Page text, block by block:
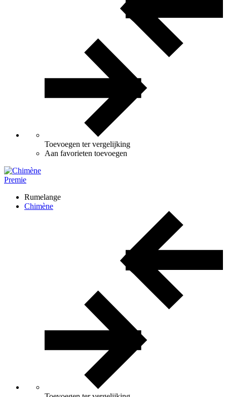
Toevoegen ter vergelijking
Aan favorieten toevoegen
Premie
Rumelange
Chimène